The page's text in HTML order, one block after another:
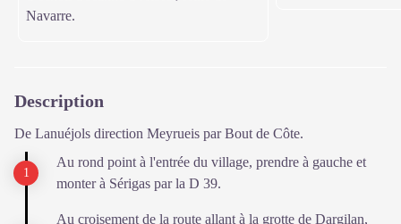
Navarre.
Description
De Lanuéjols direction Meyrueis par Bout de Côte.
Au rond point à l'entrée du village, prendre à gauche et
monter à Sérigas par la D 39.
Au croisement de la route allant à la grotte de Dargilan,